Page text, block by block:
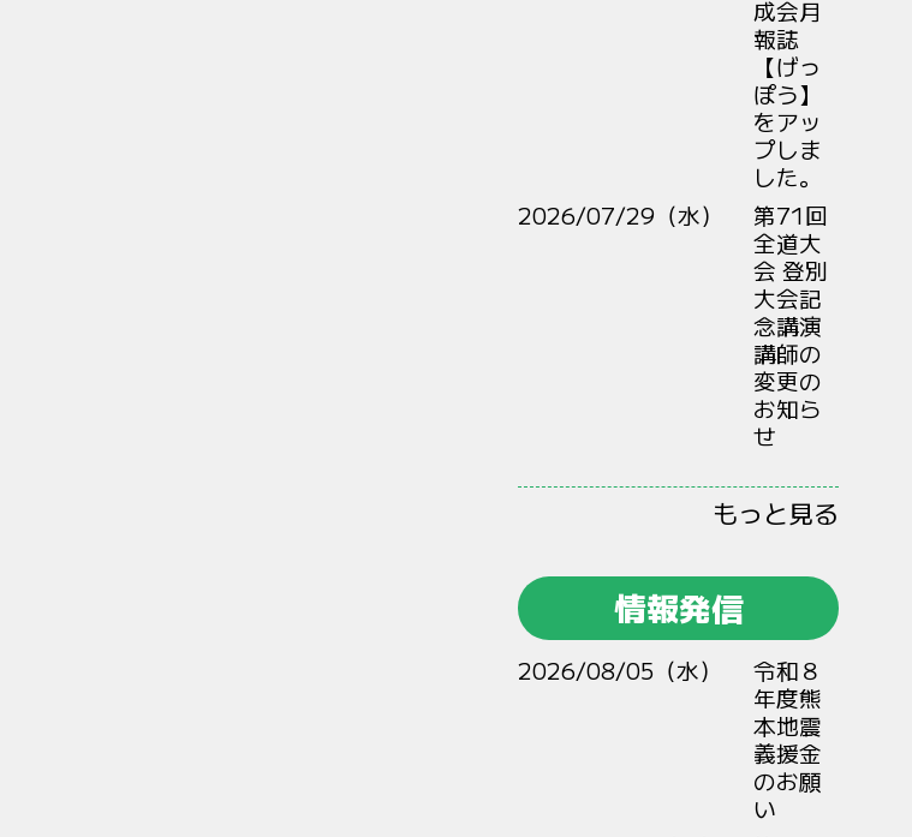
成会月
報誌
【げっ
ぽう】
をアッ
プしま
した。
2026/07/29（水）
第71回
全道大
会 登別
大会記
念講演
講師の
変更の
お知ら
せ
もっと見る
情報発信
2026/08/05（水）
令和８
年度熊
本地震
義援金
のお願
い